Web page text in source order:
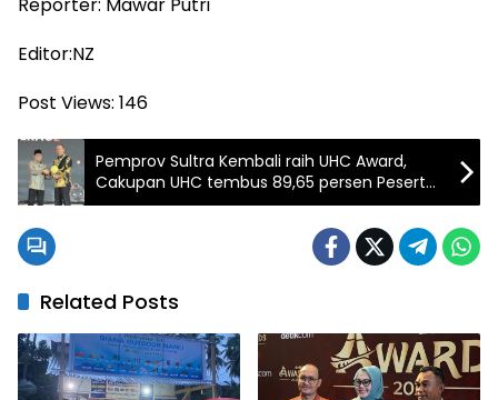
Editor:NZ
Post Views: 146
Pemprov Sultra Kembali raih UHC Award,
Cakupan UHC tembus 89,65 persen Peserta
aktif
Related Posts